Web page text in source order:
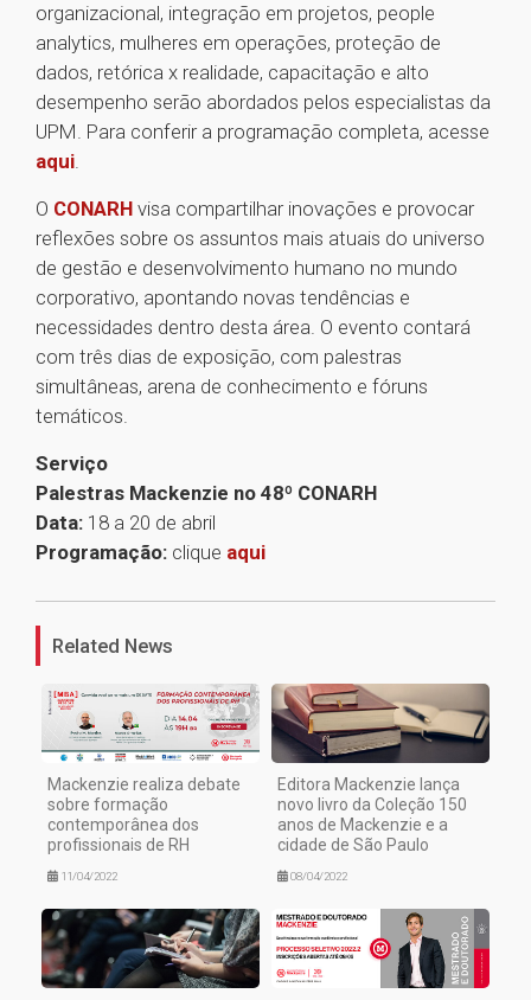
organizacional, integração em projetos, people
analytics, mulheres em operações, proteção de
dados, retórica x realidade, capacitação e alto
desempenho serão abordados pelos especialistas da
UPM. Para conferir a programação completa, acesse
aqui.
O CONARH visa compartilhar inovações e provocar
reflexões sobre os assuntos mais atuais do universo
de gestão e desenvolvimento humano no mundo
corporativo, apontando novas tendências e
necessidades dentro desta área. O evento contará
com três dias de exposição, com palestras
simultâneas, arena de conhecimento e fóruns
temáticos.
Serviço
Palestras Mackenzie no 48º CONARH
Data: 18 a 20 de abril
Programação: clique aqui1
Related News
Mackenzie realiza debate
sobre formação
contemporânea dos
profissionais de RH
11/04/2022
Editora Mackenzie lança
novo livro da Coleção 150
anos de Mackenzie e a
cidade de São Paulo
08/04/2022